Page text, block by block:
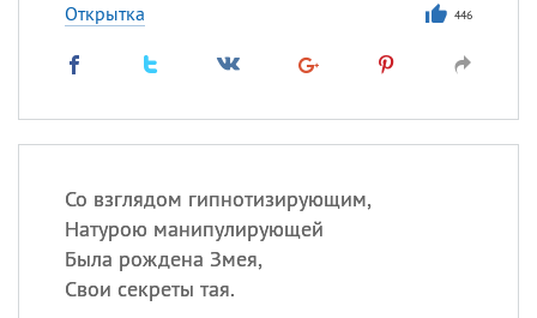
Открытка 446
Со взглядом гипнотизирующим,
Натурою манипулирующей
Была рождена Змея,
Свои секреты тая.
происхождение